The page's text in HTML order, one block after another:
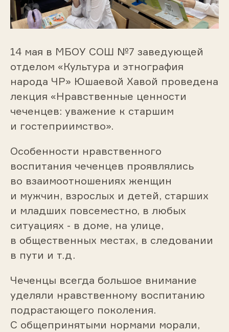
14 мая в МБОУ СОШ №7 заведующей
отделом «Культура и этнография
народа ЧР» Юшаевой Хавой проведена
лекция «Нравственные ценности
чеченцев: уважение к старшим
и гостеприимство».
Особенности нравственного
воспитания чеченцев проявлялись
во взаимоотношениях женщин
и мужчин, взрослых и детей, старших
и младших повсеместно, в любых
ситуациях - в доме, на улице,
в общественных местах, в следовании
в пути и т.д.
Чеченцы всегда большое внимание
уделяли нравственному воспитанию
подрастающего поколения.
С общепринятыми нормами морали,